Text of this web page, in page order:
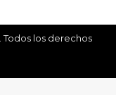
los derechos